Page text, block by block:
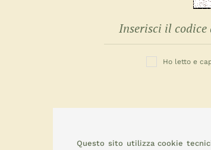
Ho letto e
Questo sito utilizza cookie